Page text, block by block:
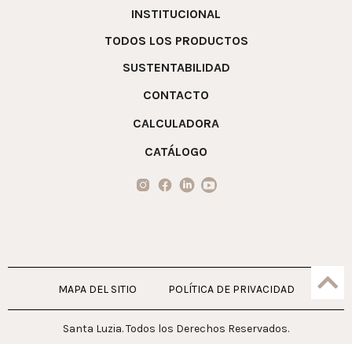
INSTITUCIONAL
TODOS LOS PRODUCTOS
SUSTENTABILIDAD
CONTACTO
CALCULADORA
CATÁLOGO
MAPA DEL SITIO POLÍTICA DE PRIVACIDAD
Santa Luzia. Todos los Derechos Reservados.